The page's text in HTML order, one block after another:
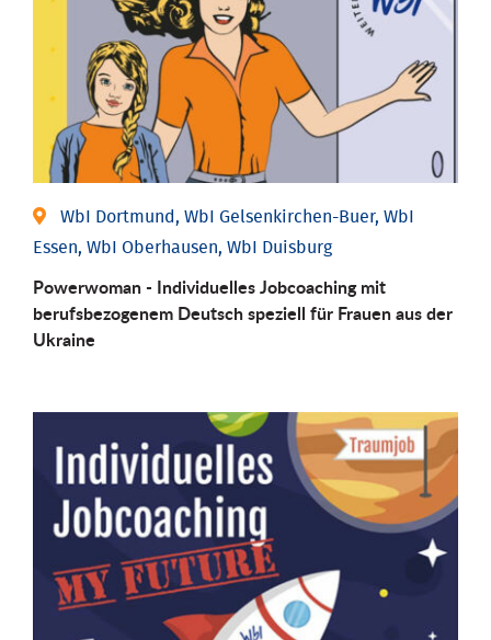
WbI Dortmund, WbI Gelsenkirchen-Buer, WbI
Essen, WbI Oberhausen, WbI Duisburg
Powerwoman - Individuelles Jobcoaching mit
berufsbezogenem Deutsch speziell für Frauen aus der
Ukraine